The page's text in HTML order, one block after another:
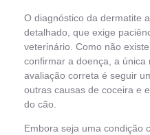
O diagnóstico da dermatite
detalhado, que exige
veterinário. Como não
confirmar a doença, a
avaliação correta é seguir
outras causas de coceira e
do cão.
Embora seja uma condição